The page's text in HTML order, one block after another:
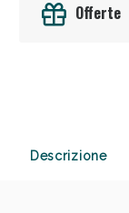
Offerte
Descrizione